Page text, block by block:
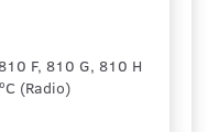
F, 810 G, 810 H
(Radio)